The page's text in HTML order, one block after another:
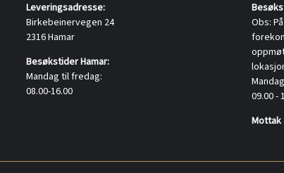
Leveringsadresse:
Birkebeinervegen 24
2316 Hamar
Besøkstider Hamar:
Mandag til fredag:
08.00-16.00
Obs:
09.00 -
Mottak